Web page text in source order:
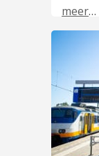
meer…